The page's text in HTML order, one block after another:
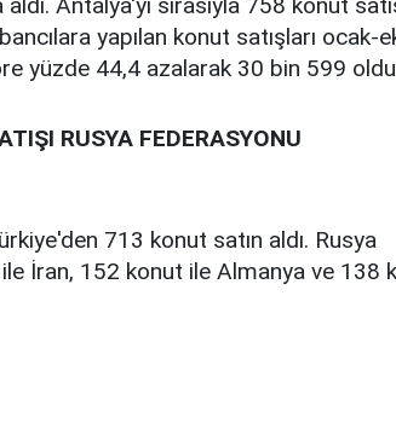
Antalya'yı sırasıyla 758 konut
yapılan konut satışları ocak-
yüzde 44,4 azalarak 30 bin 599
RUSYA FEDERASYONU
713 konut satın aldı. Rusya
ile İran, 152 konut ile Almanya ve 138